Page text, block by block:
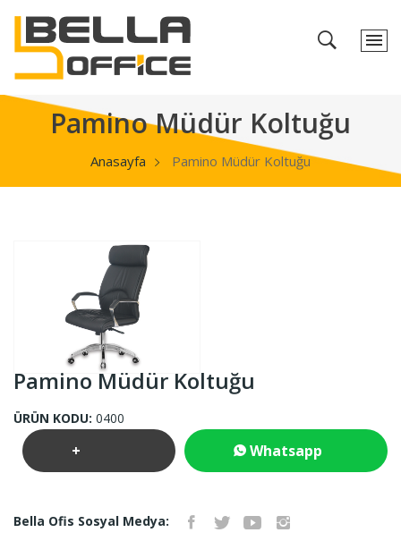
Pamino Müdür Koltuğu
Anasayfa Pamino Müdür Koltuğu
Pamino Müdür Koltuğu
ÜRÜN KODU: 0400
+ Whatsapp
Bella Ofis Sosyal Medya: